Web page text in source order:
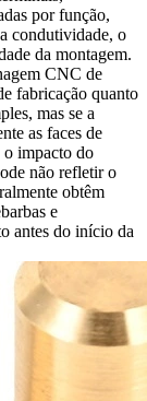
por função,
condutividade, o
da montagem.
CNC de
fabricação quanto
mas se a
as faces de
o impacto do
não refletir o
obtêm
e
antes do início da